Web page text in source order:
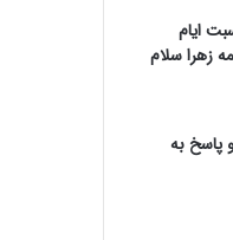
ایام
زهرا سلام
پاسخ به